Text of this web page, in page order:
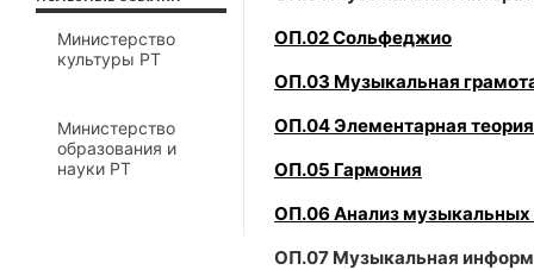
ОП.02 Сольфеджио
ОП.03 Музыкальная
ОП.04 Элементарная
ОП.05 Гармония
ОП.06 Анализ музыкальных
ОП.07 Музыкальная
Министерство
культуры РТ
Министерство
образования и
науки РТ